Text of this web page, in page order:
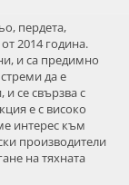
пердета,
2014 година.
и са предимно
да е
и се свързва с
е с високо
интерес към
производители
на тяхната